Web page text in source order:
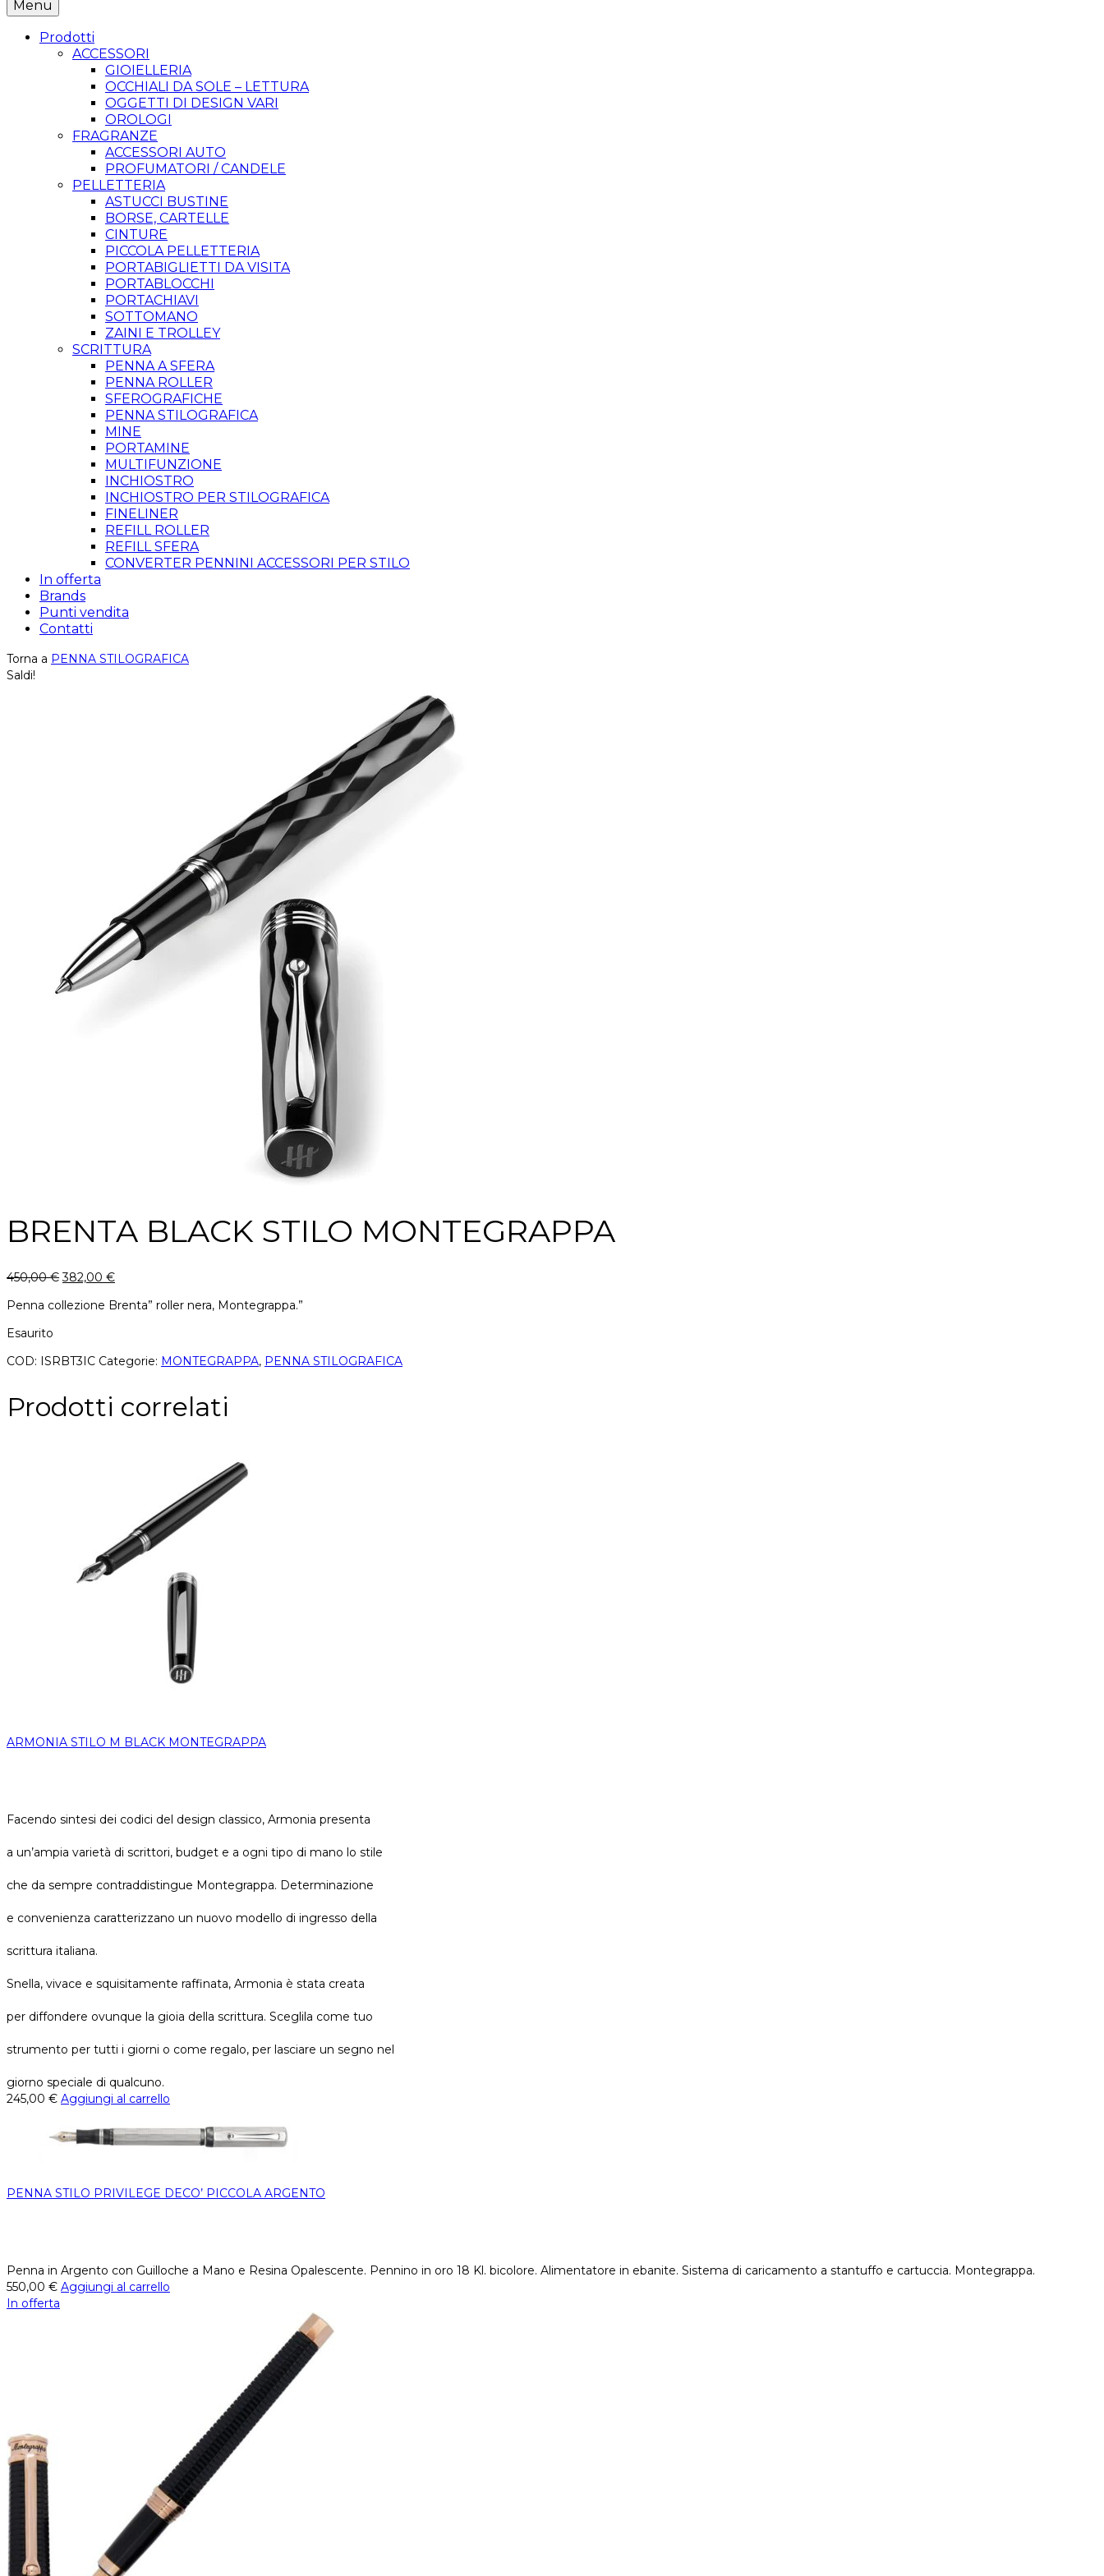
Menu
Prodotti
ACCESSORI
GIOIELLERIA
OCCHIALI DA SOLE – LETTURA
OGGETTI DI DESIGN VARI
OROLOGI
FRAGRANZE
ACCESSORI AUTO
PROFUMATORI / CANDELE
PELLETTERIA
ASTUCCI BUSTINE
BORSE, CARTELLE
CINTURE
PICCOLA PELLETTERIA
PORTABIGLIETTI DA VISITA
PORTABLOCCHI
PORTACHIAVI
SOTTOMANO
ZAINI E TROLLEY
SCRITTURA
PENNA A SFERA
PENNA ROLLER
SFEROGRAFICHE
PENNA STILOGRAFICA
MINE
PORTAMINE
MULTIFUNZIONE
INCHIOSTRO
INCHIOSTRO PER STILOGRAFICA
FINELINER
REFILL ROLLER
REFILL SFERA
CONVERTER PENNINI ACCESSORI PER STILO
In offerta
Brands
Punti vendita
Contatti
Torna a PENNA STILOGRAFICA
Saldi!
BRENTA BLACK STILO MONTEGRAPPA
450,00€ 382,00 €
Penna collezione Brenta” roller nera, Montegrappa.”
Esaurito
COD: ISRBT3IC Categorie: MONTEGRAPPA, PENNA STILOGRAFICA
Prodotti correlati
ARMONIA STILO M BLACK MONTEGRAPPA
Facendo sintesi dei codici del design classico, Armonia presenta
a un’ampia varietà di scrittori, budget e a ogni tipo di mano lo stile
che da sempre contraddistingue Montegrappa. Determinazione
e convenienza caratterizzano un nuovo modello di ingresso della
scrittura italiana.
Snella, vivace e squisitamente raffinata, Armonia è stata creata
per diffondere ovunque la gioia della scrittura. Sceglila come tuo
strumento per tutti i giorni o come regalo, per lasciare un segno nel
giorno speciale di qualcuno.
245,00 € Aggiungi al carrello
PENNA STILO PRIVILEGE DECO’ PICCOLA ARGENTO
Penna in Argento con Guilloche a Mano e Resina Opalescente. Pennino in oro 18 Kl. bicolore. Alimentatore in ebanite. Sistema di caricamento a stantuffo e cartuccia. Montegrappa.
550,00 € Aggiungi al carrello
In offerta